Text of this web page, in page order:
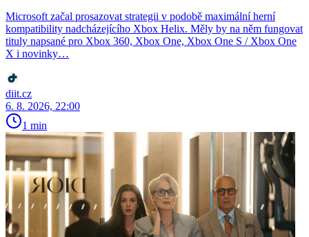
Microsoft začal prosazovat strategii v podobě maximální herní
kompatibility nadcházejícího Xbox Helix. Měly by na něm fungovat
tituly napsané pro Xbox 360, Xbox One, Xbox One S / Xbox One
X i novinky…
diit.cz
6. 8. 2026, 22:00
1 min